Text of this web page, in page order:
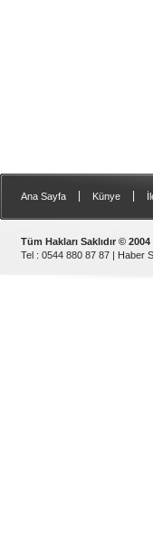
Ana Sayfa Künye
Tüm Hakları Saklıdır ©
Tel : 0544 880 87 87 | Haber